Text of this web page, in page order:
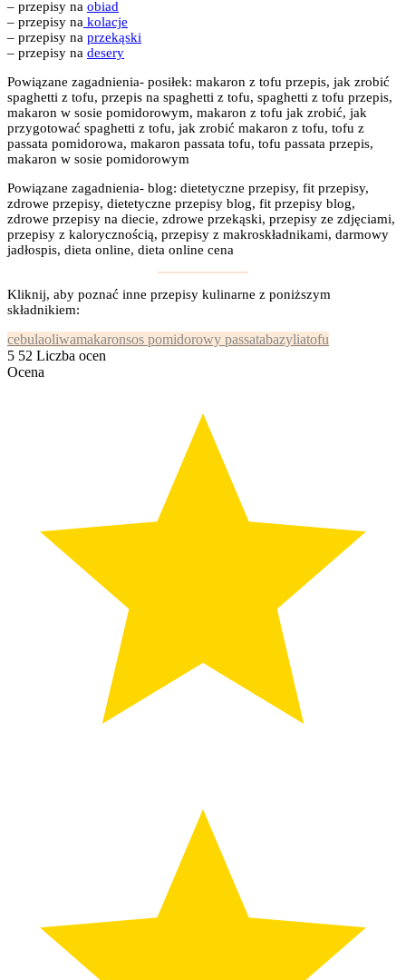
– przepisy na obiad
– przepisy na kolacje
– przepisy na przekąski
– przepisy na desery
Powiązane zagadnienia- posiłek: makaron z tofu przepis, jak zrobić
spaghetti z tofu, przepis na spaghetti z tofu, spaghetti z tofu przepis,
makaron w sosie pomidorowym, makaron z tofu jak zrobić, jak
przygotować spaghetti z tofu, jak zrobić makaron z tofu, tofu z
passata pomidorowa, makaron passata tofu, tofu passata przepis,
makaron w sosie pomidorowym
Powiązane zagadnienia- blog: dietetyczne przepisy, fit przepisy,
zdrowe przepisy, dietetyczne przepisy blog, fit przepisy blog,
zdrowe przepisy na diecie, zdrowe przekąski, przepisy ze zdjęciami,
przepisy z kalorycznością, przepisy z makroskładnikami, darmowy
jadłospis, dieta online, dieta online cena
Kliknij, aby poznać inne przepisy kulinarne z poniższym
składnikiem:
cebulaoliwamakaronsos pomidorowy passatabazyliatofu
5 52 Liczba ocen
Ocena